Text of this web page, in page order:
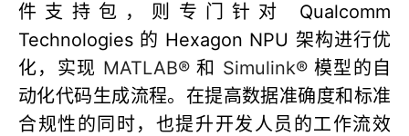
件支持包，则专门针对 Qualcomm
Technologies 的 Hexagon NPU 架构进行优
化，实现 MATLAB®和 Simulink®模型的自
动化代码生成流程。在提高数据准确度和标准
合规性的同时，也提升开发人员的工作流效